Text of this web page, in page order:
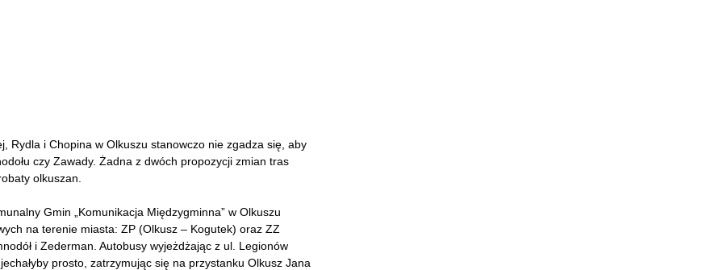
Rydla i Chopina w Olkuszu stanowczo nie zgadza się, aby
czy Zawady. Żadna z dwóch propozycji zmian tras
olkuszan.
Gmin „Komunikacja Międzygminna” w Olkuszu
na terenie miasta: ZP (Olkusz – Kogutek) oraz ZZ
i Zederman. Autobusy wyjeżdżając z ul. Legionów
prosto, zatrzymując się na przystanku Olkusz Jana